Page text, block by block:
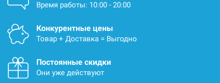
Время работы: 10:00 - 20:00
Конкурентные цены
Товар + Доставка = Выгодно
Постоянные скидки
Они уже действуют